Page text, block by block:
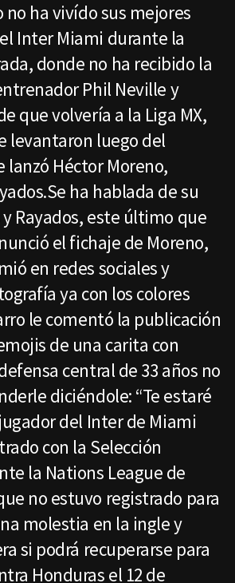
no ha vivído sus mejores
Inter Miami durante la
donde no ha recibido la
Phil Neville y
que volvería a la Liga MX,
levantaron luego del
lanzó Héctor Moreno,
ha hablada de su
y Rayados, este último que
el fichaje de Moreno,
en redes sociales y
ya con los colores
le comentó la publicación
de una carita con
central de 33 años no
diciéndole: “Te estaré
del Inter de Miami
con la Selección
la Nations League de
no estuvo registrado para
molestia en la ingle y
si podrá recuperarse para
Honduras el 12 de